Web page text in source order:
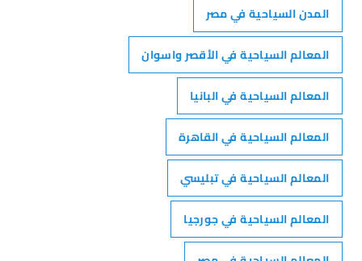
المدن السياحية في مصر
المعالم السياحية في الأقصر واسوان
المعالم السياحية في البانيا
المعالم السياحية في القاهرة
المعالم السياحية في تبليسي
المعالم السياحية في جورجيا